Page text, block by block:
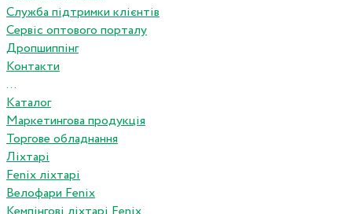
Служба підтримки клієнтів
Сервіс оптового порталу
Дропшиппінг
Контакти
...
Каталог
Маркетингова продукція
Торгове обладнання
Ліхтарі
Fenix ліхтарі
Велофари Fenix